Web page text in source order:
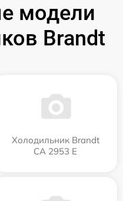
модели
Brandt
Холодильник Brandt
CA 2953 E